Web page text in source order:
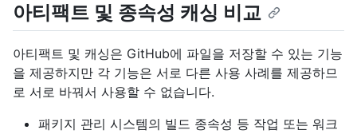
아티팩트 및 종속성 캐싱 비교
아티팩트 및 캐싱은 GitHub에 파일을 저장할 수 있는 기능
을 제공하지만 각 기능은 서로 다른 사용 사례를 제공하므
로 서로 바꿔서 사용할 수 없습니다.
패키지 관리 시스템의 빌드 종속성 등 작업 또는 워크